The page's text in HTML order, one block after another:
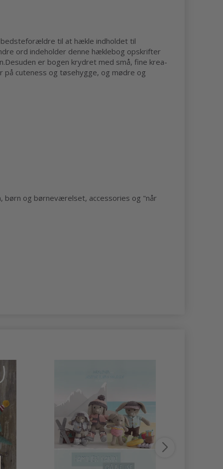
til at hækle indholdet til
ord indeholder denne hæklebog opskrifter
er bogen krydret med små, fine krea-
cuteness og tøsehygge, og mødre og
børn og børneværelset, accessories og "når